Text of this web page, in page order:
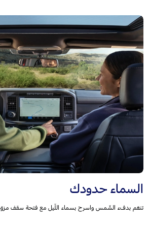
السماء حدودك
تنعّم بدفء الشّمس واسرح بسماء اللّيل مع فتحة سقف